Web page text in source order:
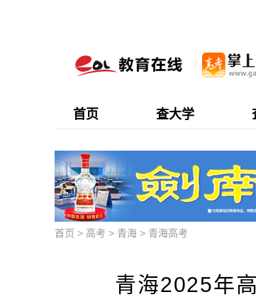
首页 查大学
首页 > 高考 > 青海 > 青海高考
青海2025年